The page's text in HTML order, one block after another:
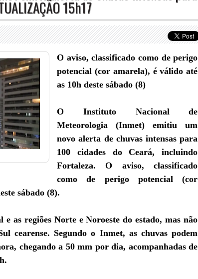
15h17
O aviso, classificado como de perigo
potencial (cor amarela), é válido até
as 10h deste sábado (8)
O Instituto Nacional de
Meteorologia (Inmet) emitiu um
novo alerta de chuvas intensas para
100 cidades do Ceará, incluindo
Fortaleza. O aviso, classificado
como de perigo potencial (cor
sábado (8).
as regiões Norte e Noroeste do estado, mas não
cearense. Segundo o Inmet, as chuvas podem
chegando a 50 mm por dia, acompanhadas de